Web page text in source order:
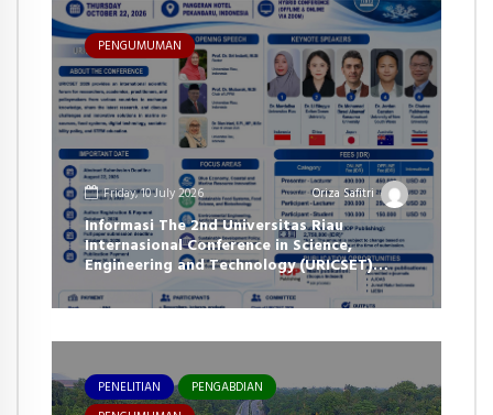
PENGUMUMAN
Friday, 10 July 2026 Oriza Safitri
Informasi The 2nd Universitas Riau
Internasional Conference in Science,
Engineering and Technology (URICSET)
PENELITIAN
PENGABDIAN